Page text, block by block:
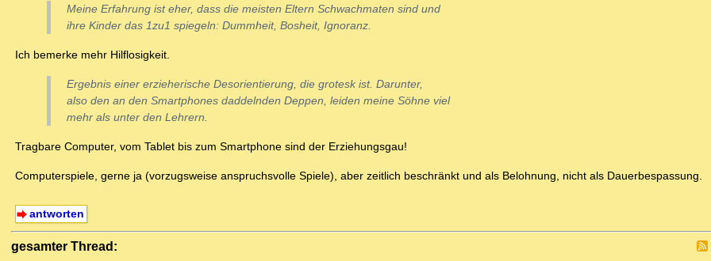
Meine Erfahrung ist eher, dass die meisten Eltern Schwachmaten sind und
ihre Kinder das 1zu1 spiegeln: Dummheit, Bosheit, Ignoranz.
Ich bemerke mehr Hilflosigkeit.
Ergebnis einer erzieherische Desorientierung, die grotesk ist. Darunter,
also den an den Smartphones daddelnden Deppen, leiden meine Söhne viel
mehr als unter den Lehrern.
Tragbare Computer, vom Tablet bis zum Smartphone sind der Erziehungsgau!
Computerspiele, gerne ja (vorzugsweise anspruchsvolle Spiele), aber zeitlich beschränkt und als Belohnung, nicht als Dauerbespassung.
antworten
gesamter Thread: